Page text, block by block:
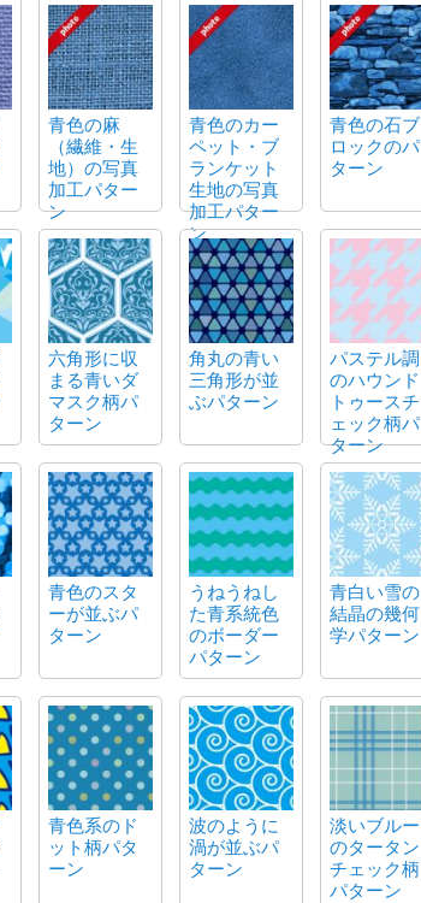
青色の麻
（繊維・生
地）の写真
加工パター
ン
青色のカー
ペット・ブ
ランケット
生地の写真
加工パター
ン
青色の石ブ
ロックのパ
ターン
六角形に収
まる青いダ
マスク柄パ
ターン
角丸の青い
三角形が並
ぶパターン
パステル調
のハウンド
トゥースチ
ェック柄パ
ターン
青色のスタ
ーが並ぶパ
ターン
うねうねし
た青系統色
のボーダー
パターン
青白い雪の
結晶の幾何
学パターン
青色系のド
ット柄パタ
ーン
波のように
渦が並ぶパ
ターン
淡いブルー
のタータン
チェック柄
パターン